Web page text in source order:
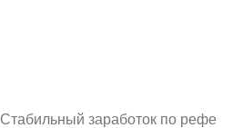
Стабильный заработок по рефе